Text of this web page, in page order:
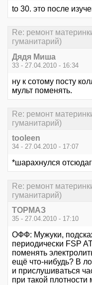
to 30. это после
Re: ремонт
гуманитарий)
Дядя Миша
33 - 27.04.2010 - 16:34
ну к сотому посту
мульт поменять.
Re: ремонт
гуманитарий)
tooleen
34 - 27.04.2010 - 17:07
*шарахнулся
Re: ремонт
гуманитарий)
ТОРМАЗ
35 - 27.04.2010 - 17:10
ОФФ: Мужуки,
периодически FSP
поменять
ещё что-нибудь? В
и прислушиваться
при такой